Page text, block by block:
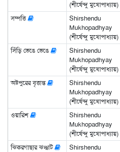
(শীর্ষেন্দু মুখোপাধ্যায়)
সম্পত্তি
Shirshendu
Mukhopadhyay
(শীর্ষেন্দু মুখোপাধ্যায়)
সিঁড়ি ভেঙে ভেঙে
Shirshendu
Mukhopadhyay
(শীর্ষেন্দু মুখোপাধ্যায়)
অষ্টপুরের বৃত্তান্ত
Shirshendu
Mukhopadhyay
(শীর্ষেন্দু মুখোপাধ্যায়)
ওয়ারিশ
Shirshendu
Mukhopadhyay
(শীর্ষেন্দু মুখোপাধ্যায়)
ঝিকরগাছার ঝঞ্ঝাট
Shirshendu